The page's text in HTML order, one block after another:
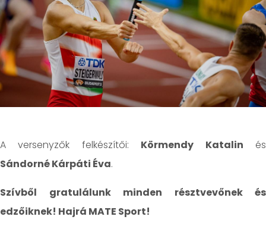
A versenyzők felkészítői: Körmendy Katalin és
Sándorné Kárpáti Éva.
Szívből gratulálunk minden résztvevőnek és
edzőiknek! Hajrá MATE Sport!